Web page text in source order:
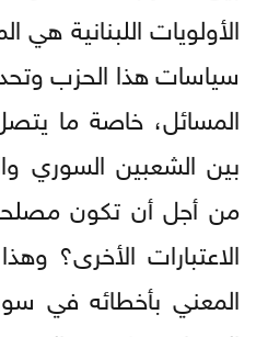
الأولويات اللبنانية
سياسات هذا الحزب
المسائل، خاصة ما
بين الشعبين السوري
من أجل أن تكون
الاعتبارات الأخرى؟
المعني بأخطائه في